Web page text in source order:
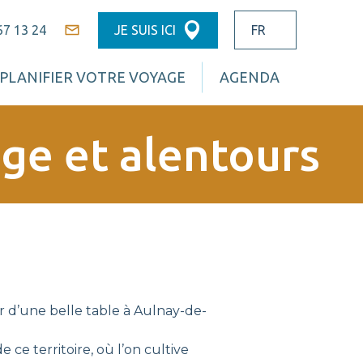
PLANIFIER VOTRE VOYAGE AGENDA
13 24
Contact
JE SUIS ICI
et alentours
belle table à Aulnay-de-
ce territoire, où l’on cultive